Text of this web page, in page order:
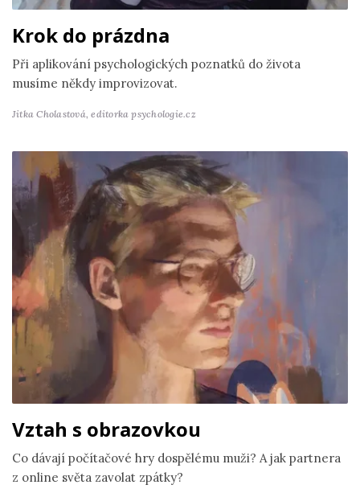
Krok do prázdna
Při aplikování psychologických poznatků do života
musíme někdy improvizovat.
Jitka Cholastová,editorka psychologie.cz
Vztah s obrazovkou
Co dávají počítačové hry dospělému muži? A jak partnera
z online světa zavolat zpátky?